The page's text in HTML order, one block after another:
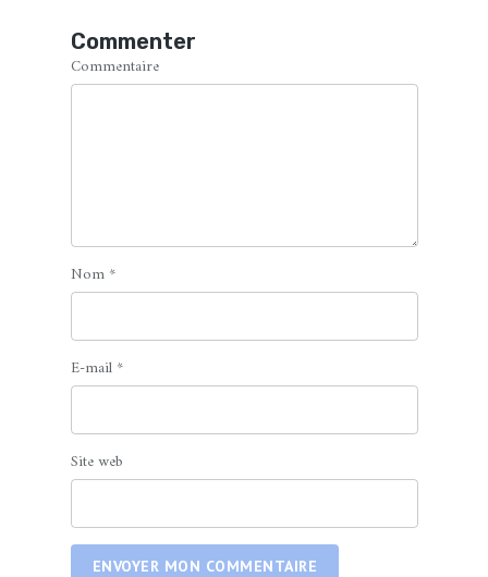
Commenter
Commentaire
Nom *
E-mail *
Site web
ENVOYER MON COMMENTAIRE